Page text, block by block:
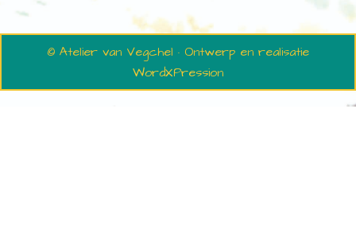
© Atelier van Vegchel · Ontwerp en realisatie
WordXPression